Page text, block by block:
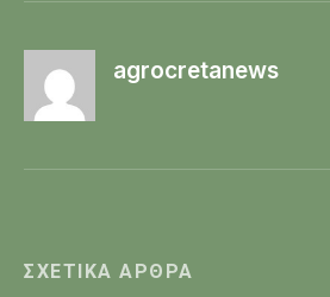
agrocretanews
ΣΧΕΤΙΚΆ ΆΡΘΡΑ